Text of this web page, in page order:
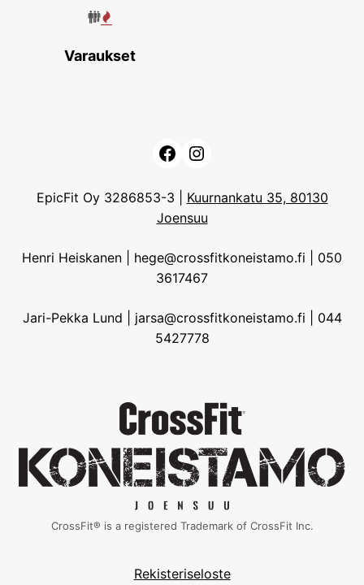
Varaukset
Facebook
Instagram
EpicFit Oy 3286853-3 | Kuurnankatu 35, 80130
Joensuu
Henri Heiskanen | hege@crossfitkoneistamo.fi | 050
3617467
Jari-Pekka Lund | jarsa@crossfitkoneistamo.fi | 044
5427778
CrossFit® is a registered Trademark of CrossFit Inc.
Rekisteriseloste